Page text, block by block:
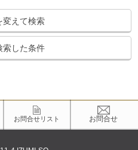
変えて検索
索した条件
お問合せリスト お問合せ